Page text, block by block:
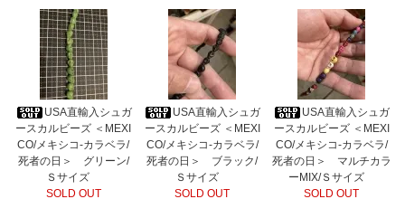
USA直輸入シュガ
ースカルビーズ ＜MEXI
CO/メキシコ-カラベラ/
死者の日＞ グリーン/
Ｓサイズ
SOLD OUT
USA直輸入シュガ
ースカルビーズ ＜MEXI
CO/メキシコ-カラベラ/
死者の日＞ ブラック/
Ｓサイズ
SOLD OUT
USA直輸入シュガ
ースカルビーズ ＜MEXI
CO/メキシコ-カラベラ/
死者の日＞ マルチカラ
ーMIX/Ｓサイズ
SOLD OUT